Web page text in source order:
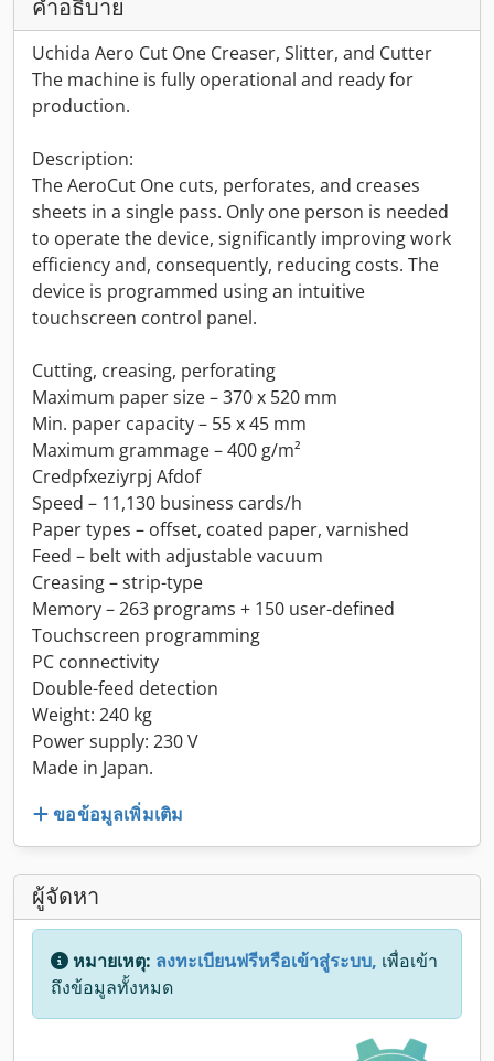
คำอธิบาย
Uchida Aero Cut One Creaser, Slitter, and Cutter
The machine is fully operational and ready for
production.
Description:
The AeroCut One cuts, perforates, and creases
sheets in a single pass. Only one person is needed
to operate the device, significantly improving work
efficiency and, consequently, reducing costs. The
device is programmed using an intuitive
touchscreen control panel.
Cutting, creasing, perforating
Maximum paper size – 370 x 520 mm
Min. paper capacity – 55 x 45 mm
Maximum grammage – 400 g/m²
Credpfxeziyrpj Afdof
Speed ​​– 11,130 business cards/h
Paper types – offset, coated paper, varnished
Feed – belt with adjustable vacuum
Creasing – strip-type
Memory – 263 programs + 150 user-defined
Touchscreen programming
PC connectivity
Double-feed detection
Weight: 240 kg
Power supply: 230 V
Made in Japan.
ขอข้อมูลเพิ่มเติม
ผู้จัดหา
หมายเหตุ: ลงทะเบียนฟรีหรือเข้าสู่ระบบ, เพื่อเข้า
ถึงข้อมูลทั้งหมด